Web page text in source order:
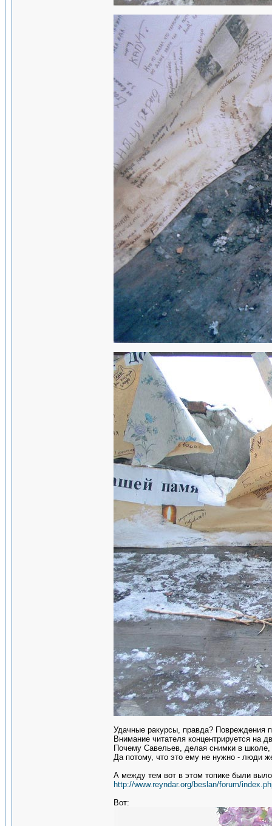
Удачные ракурсы, правда? Повреждения
Внимание читателя концентрируется на
Почему Савельев, делая снимки в
Да потому, что это ему не нужно - люди
А между тем вот в этом топике были
http://www.reyndar.org/beslan/forum/
Вот: